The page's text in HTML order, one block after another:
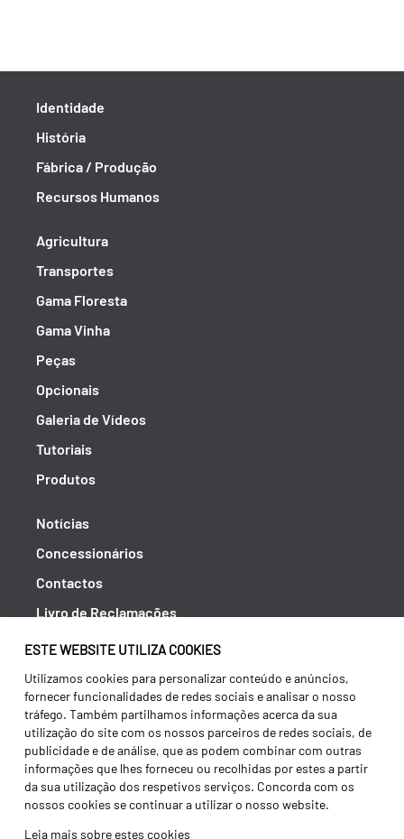
ESTE WEBSITE UTILIZA COOKIES
Utilizamos cookies para personalizar conteúdo e anúncios,
fornecer funcionalidades de redes sociais e analisar o nosso
tráfego. Também partilhamos informações acerca da sua
utilização do site com os nossos parceiros de redes sociais, de
publicidade e de análise, que as podem combinar com outras
informações que lhes forneceu ou recolhidas por estes a partir
da sua utilização dos respetivos serviços. Concorda com os
nossos cookies se continuar a utilizar o nosso website.
Leia mais sobre estes cookies
Identidade
História
Fábrica / Produção
Recursos Humanos
Agricultura
Transportes
Gama Floresta
Gama Vinha
Peças
Opcionais
Galeria de Vídeos
Tutoriais
Produtos
Notícias
Concessionários
Contactos
Livro de Reclamações
Política de Privacidade
Canal de Denúncias (RGPC)
Termos e condições